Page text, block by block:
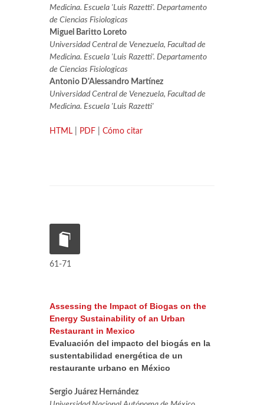
Medicina. Escuela 'Luis Razetti'. Departamento
de Ciencias Fisiologicas
Miguel Baritto Loreto
Universidad Central de Venezuela, Facultad de
Medicina. Escuela 'Luis Razetti'. Departamento
de Ciencias Fisiologicas
Antonio D'Alessandro Martínez
Universidad Central de Venezuela, Facultad de
Medicina. Escuela 'Luis Razetti'
HTML PDF Cómo citar
61-71
Assessing the Impact of Biogas on the
Energy Sustainability of an Urban
Restaurant in Mexico
Evaluación del impacto del biogás en la
sustentabilidad energética de un
restaurante urbano en México
Sergio Juárez Hernández